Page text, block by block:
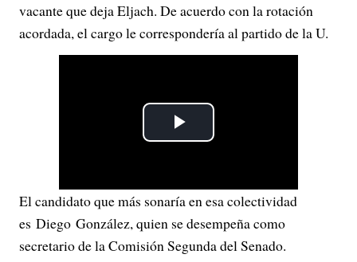
vacante que deja Eljach. De acuerdo con la rotación
acordada, el cargo le correspondería al partido de la U.
P
a
y
El candidato que más sonaría en esa colectividad
es Diego González, quien se desempeña como
secretario de la Comisión Segunda del Senado.